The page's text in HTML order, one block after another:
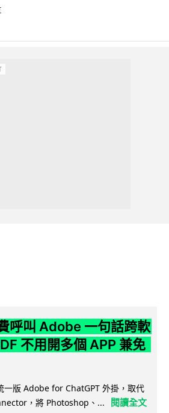
呼叫 Adobe 一句話跨軟
不用開多個 APP 兼免
一版 Adobe for ChatGPT 外掛，取代
，將 Photoshop、...
閱讀全文